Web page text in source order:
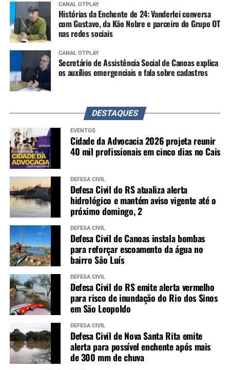
CANAL OTPLAY
Histórias da Enchente de 24: Vanderlei conversa
com Gustavo, da Kão Nobre e parceiro do Grupo OT
nas redes sociais
CANAL OTPLAY
Secretário de Assistência Social de Canoas explica
os auxílios emergenciais e fala sobre cadastros
DESTAQUES
EVENTOS
Cidade da Advocacia 2026 projeta reunir
40 mil profissionais em cinco dias no Cais
DEFESA CIVIL
Defesa Civil do RS atualiza alerta
hidrológico e mantém aviso vigente até o
próximo domingo, 2
DEFESA CIVIL
Defesa Civil de Canoas instala bombas
para reforçar escoamento da água no
bairro São Luís
DEFESA CIVIL
Defesa Civil do RS emite alerta vermelho
para risco de inundação do Rio dos Sinos
em São Leopoldo
DEFESA CIVIL
Defesa Civil de Nova Santa Rita emite
alerta para possível enchente após mais
de 300 mm de chuva